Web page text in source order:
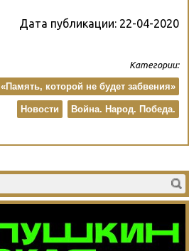
Дата публикации: 22-04-2020
Категории:
«Память, которой не будет забвения»
Война. Народ. Победа.
Новости